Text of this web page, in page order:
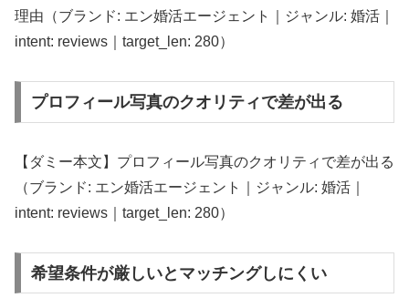
理由（ブランド: エン婚活エージェント｜ジャンル: 婚活｜
intent: reviews｜target_len: 280）
プロフィール写真のクオリティで差が出る
【ダミー本文】プロフィール写真のクオリティで差が出る
（ブランド: エン婚活エージェント｜ジャンル: 婚活｜
intent: reviews｜target_len: 280）
希望条件が厳しいとマッチングしにくい